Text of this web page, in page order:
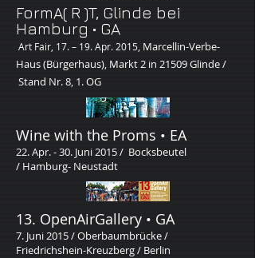
FormA( R )T, Glinde​ bei
Hamburg • GA
Art Fair, 17. – 19. Apr. 2015, Marcellin-Verbe-
Haus (Bürgerhaus), Markt 2 in 21509 Glinde /
Stand Nr. 8, 1. OG
Wine with the Proms • EA
22. Apr. - 30. Juni 2015 / Bocksbeutel
/ Hamburg- Neustadt
13. OpenAirGallery • GA
7. Juni 2015 / Oberbaumbrücke /
Friedrichshein-Kreuzberg / Berlin